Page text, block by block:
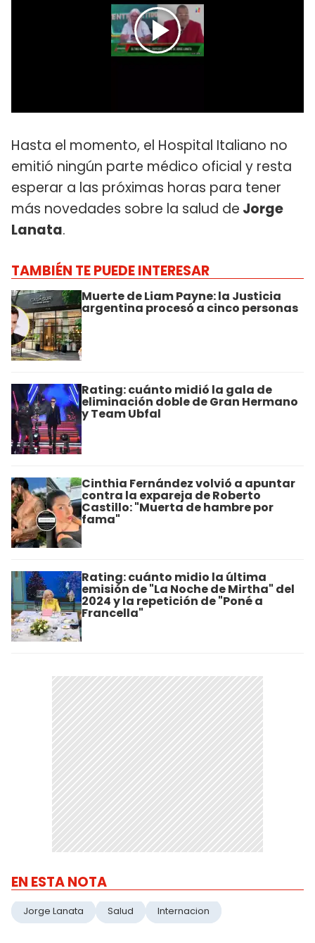
Hasta el momento, el Hospital Italiano no
emitió ningún parte médico oficial y resta
esperar a las próximas horas para tener
más novedades sobre la salud de Jorge
Lanata.
TAMBIÉN TE PUEDE INTERESAR
Muerte de Liam Payne: la Justicia
argentina procesó a cinco personas
Rating: cuánto midió la gala de
eliminación doble de Gran Hermano
y Team Ubfal
Cinthia Fernández volvió a apuntar
contra la expareja de Roberto
Castillo: "Muerta de hambre por
fama"
Rating: cuánto midio la última
emisión de "La Noche de Mirtha" del
2024 y la repetición de "Poné a
Francella"
EN ESTA NOTA
Jorge Lanata Salud Internacion